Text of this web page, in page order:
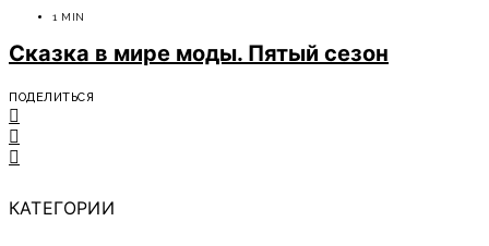
1 MIN
Сказка в мире моды. Пятый сезон
ПОДЕЛИТЬСЯ
КАТЕГОРИИ